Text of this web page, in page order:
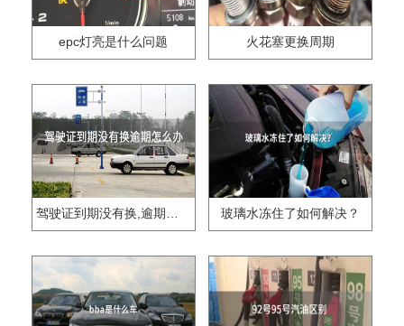
epc灯亮是什么问题 火花塞更换周期
驾驶证到期没有换,逾期怎么办?? 玻璃水冻住了如何解决？